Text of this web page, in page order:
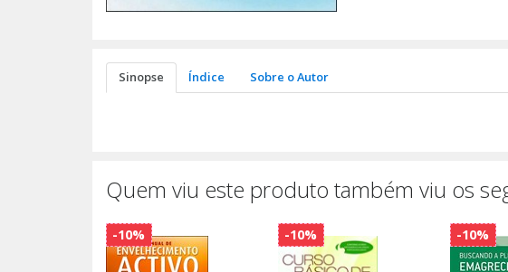
Sinopse Índice Sobre o Autor
Quem viu este produto também viu os
-10% -10% -10%